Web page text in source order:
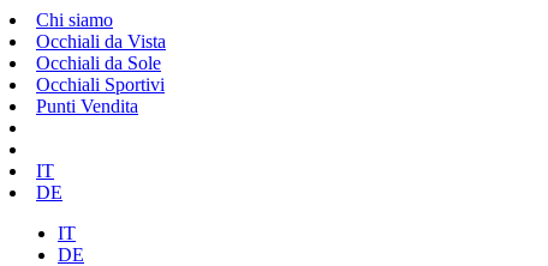
Chi siamo
Occhiali da Vista
Occhiali da Sole
Occhiali Sportivi
Punti Vendita
IT
DE
IT
DE